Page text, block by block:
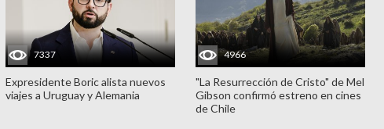
7337
Expresidente Boric alista nuevos
viajes a Uruguay y Alemania
4966
"La Resurrección de Cristo" de Mel
Gibson confirmó estreno en cines
de Chile